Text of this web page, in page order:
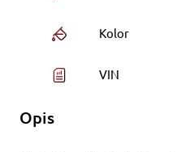
Kolor
VIN
Opis